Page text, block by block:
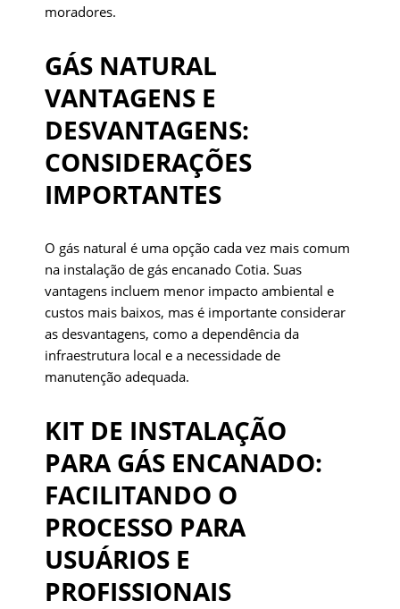
moradores.
GÁS NATURAL
VANTAGENS E
DESVANTAGENS:
CONSIDERAÇÕES
IMPORTANTES
O gás natural é uma opção cada vez mais comum
na instalação de gás encanado Cotia. Suas
vantagens incluem menor impacto ambiental e
custos mais baixos, mas é importante considerar
as desvantagens, como a dependência da
infraestrutura local e a necessidade de
manutenção adequada.
KIT DE INSTALAÇÃO
PARA GÁS ENCANADO:
FACILITANDO O
PROCESSO PARA
USUÁRIOS E
PROFISSIONAIS